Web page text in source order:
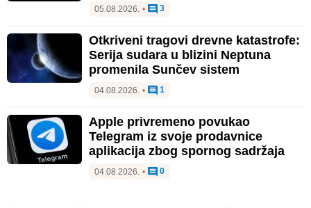
05.08.2026. • 3
Otkriveni tragovi drevne katastrofe:
Serija sudara u blizini Neptuna
promenila Sunčev sistem
04.08.2026. • 1
Apple privremeno povukao
Telegram iz svoje prodavnice
aplikacija zbog spornog sadržaja
04.08.2026. • 0